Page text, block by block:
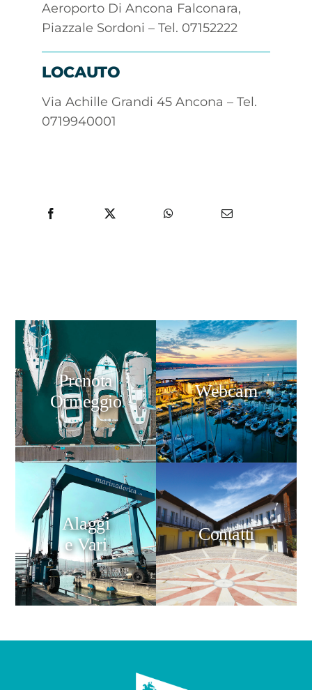
Aeroporto Di Ancona Falconara,
Piazzale Sordoni – Tel. 07152222
LOCAUTO
Via Achille Grandi 45 Ancona – Tel.
0719940001
Prenota
Ormeggio
Webcam
Alaggi
e Vari
Contatti